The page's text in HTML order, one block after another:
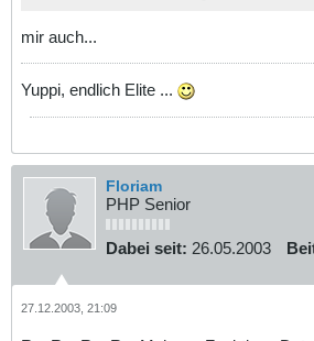
mir auch...
Yuppi, endlich Elite ...
Floriam
PHP Senior
Dabei seit: 26.05.2003
27.12.2003, 21:09